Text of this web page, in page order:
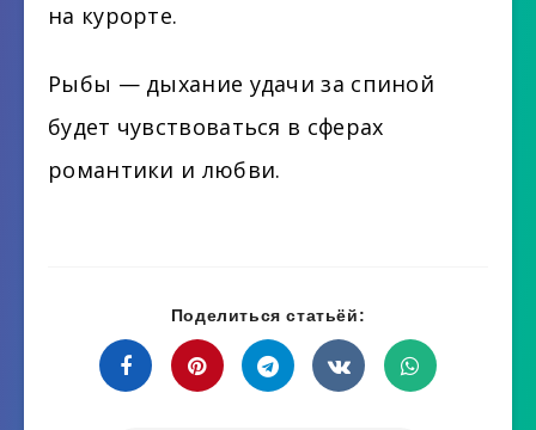
на курорте.
Рыбы — дыхание удачи за спиной
будет чувствоваться в сферах
романтики и любви.
Поделиться статьёй: